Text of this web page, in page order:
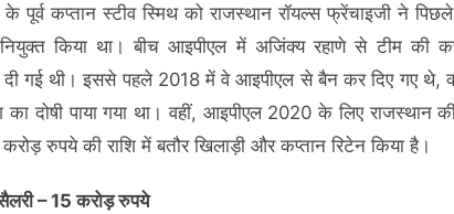
पूर्व कप्तान स्टीव स्मिथ को राजस्थान रॉयल्स फ्रेंचाइजी ने
किया था। बीच आइपीएल में अजिंक्य रहाणे से टीम की
गई थी। इससे पहले 2018 में वे आइपीएल से बैन कर दिए गए थे,
का दोषी पाया गया था। वहीं, आइपीएल 2020 के लिए राजस्थान
रुपये की राशि में बतौर खिलाड़ी और कप्तान रिटेन किया है।
– 15 करोड़ रुपये